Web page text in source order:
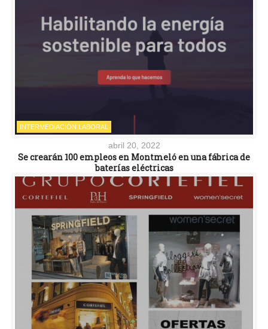
INTERMEDIACIÓN LABORAL
abril 20, 2022
Se crearán 100 empleos en Montmeló en una fábrica de
baterías eléctricas